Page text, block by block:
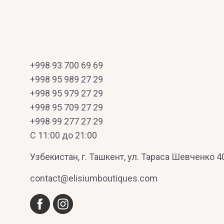
+998 93 700 69 69
+998 95 989 27 29
+998 95 979 27 29
+998 95 709 27 29
+998 99 277 27 29
C 11:00 до 21:00
Узбекистан, г. Ташкент, ул. Тараса Шевченко
contact@elisiumboutiques.com